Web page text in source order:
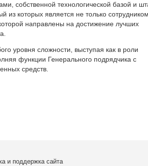
собственной технологической базой и
из которых является не только
направлены на достижение лучших
уровня сложности, выступая как в роли
функции Генерального подрядчика с
средств.
и поддержка сайта